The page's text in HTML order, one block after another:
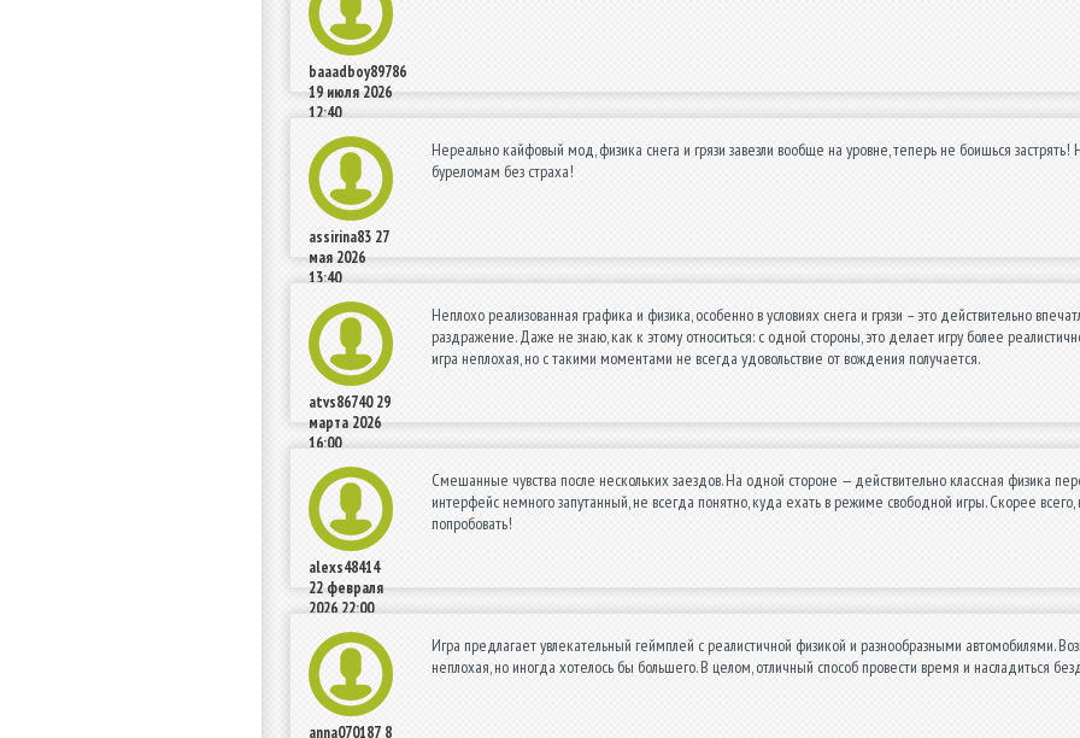
baaadboy89786
19 июля 2026
12:40
assirina83 27
мая 2026
13:40
Нереально кайфовый мод, физика снега и грязи завезли вообще на уровне, теперь не боишься
буреломам без страха!
atvs86740 29
марта 2026
16:00
Неплохо реализованная графика и физика, особенно в условиях снега и грязи – это действительно
раздражение. Даже не знаю, как к этому относиться: с одной стороны, это делает игру более
игра неплохая, но с такими моментами не всегда удовольствие от вождения получается.
alexs48414
22 февраля
2026 22:00
Смешанные чувства после нескольких заездов. На одной стороне — действительно классная физика
интерфейс немного запутанный, не всегда понятно, куда ехать в режиме свободной игры. Скорее всего,
попробовать!
anna070187 8
Игра предлагает увлекательный геймплей с реалистичной физикой и разнообразными автомобилями.
неплохая, но иногда хотелось бы большего. В целом, отличный способ провести время и насладиться